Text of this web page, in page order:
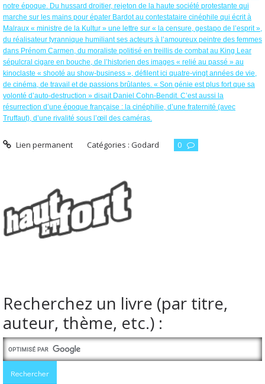
notre époque. Du hussard droitier, rejeton de la haute société protestante qui
marche sur les mains pour épater Bardot au contestataire cinéphile qui écrit à
Malraux « ministre de la Kultur » une lettre sur « la censure, gestapo de l’esprit »,
du réalisateur tyrannique humiliant ses acteurs à l’amoureux peintre des femmes
dans Prénom Carmen, du moraliste politisé en treillis de combat au King Lear
sépulcral cigare en bouche, de l’historien des images « relié au passé » au
kinoclaste « shooté au show-business », défilent ici quatre-vingt années de vie,
de cinéma, de travail et de passions brûlantes. « Son génie est plus fort que sa
volonté d’auto-destruction » disait Daniel Cohn-Bendit. C’est aussi la
résurrection d’une époque française : la cinéphilie, d’une fraternité (avec
Truffaut), d’une rivalité sous l’œil des caméras.
Lien permanent Catégories :Godard 0
Recherchez un livre (par titre,
auteur, thème, etc.) :